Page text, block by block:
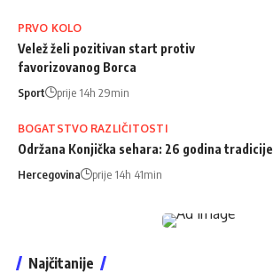
PRVO KOLO
Velež želi pozitivan start protiv
favorizovanog Borca
Sport prije 14h 29min
BOGATSTVO RAZLIČITOSTI
Održana Konjička sehara: 26 godina tradicije
Hercegovina prije 14h 41min
Najčitanije